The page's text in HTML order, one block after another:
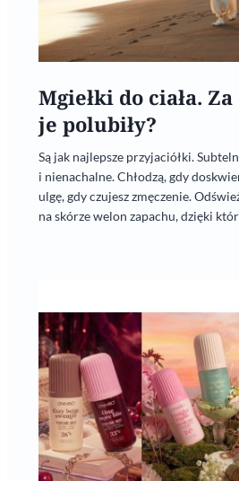
Mgiełki do ciała.
je polubiły?
Są jak najlepsze przyjaciółki.
i nienachalne. Chłodzą, gdy
ulgę, gdy czujesz zmęczenie.
na skórze welon zapachu, dzięki